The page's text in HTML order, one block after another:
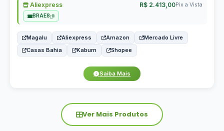
Aliexpress R$ 2.413,00Pix a Vista
BRAE8
Magalu Aliexpress Amazon
Mercado Livre
Casas Bahia
Kabum Shopee
Saiba Mais
Ver Mais Produtos